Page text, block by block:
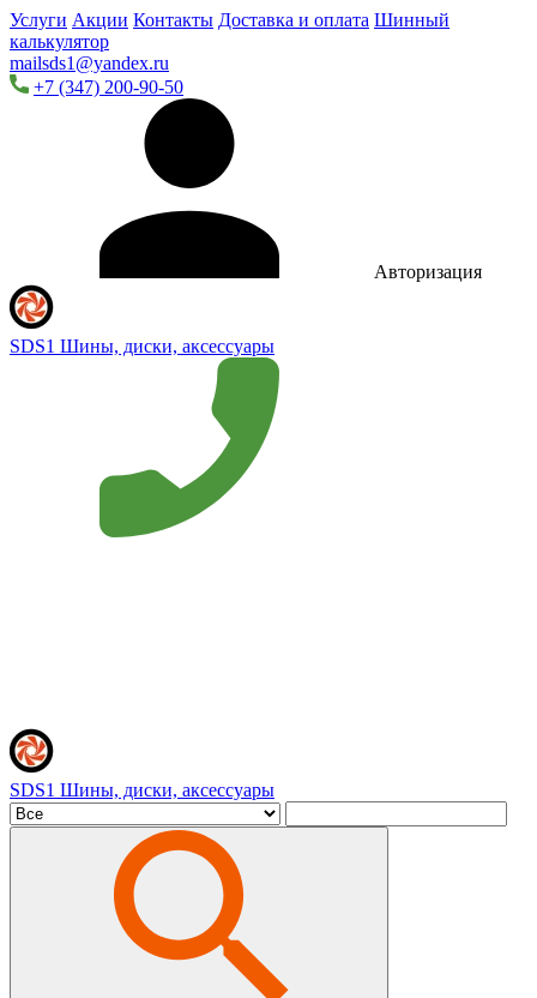
Услуги Акции Контакты Доставка и оплата Шинный
калькулятор
mailsds1@yandex.ru
+7 (347) 200-90-50
Авторизация
SDS1 Шины, диски, аксессуары
SDS1 Шины, диски, аксессуары